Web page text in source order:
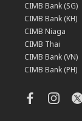
CIMB Bank (SG)
CIMB Bank (KH)
CIMB Niaga
CIMB Thai
CIMB Bank (VN)
CIMB Bank (PH)